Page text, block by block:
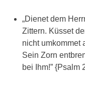
„Dienet dem
Zittern. Küsset
nicht umkommet
Sein Zorn
bei Ihm!” {Psalm